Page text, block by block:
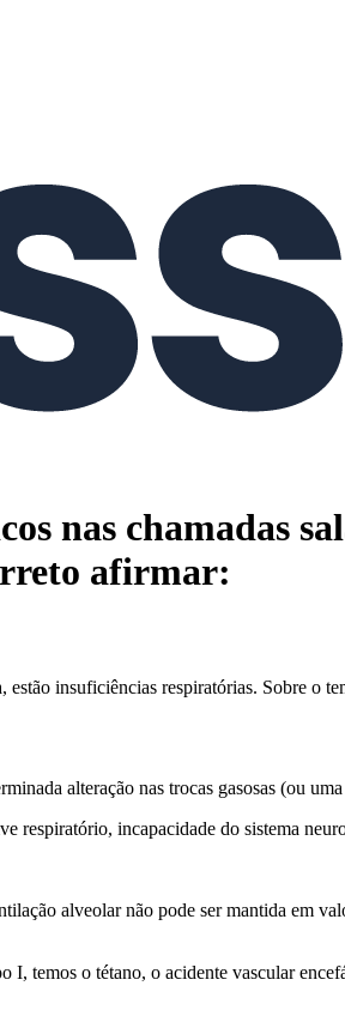
nas chamadas
afirmar:
estão insuficiências respiratórias. Sobre o
alteração nas trocas gasosas (ou
respiratório, incapacidade do sistema
alveolar não pode ser mantida em
I, temos o tétano, o acidente vascular